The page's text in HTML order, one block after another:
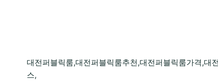
대전퍼블릭룸,대전퍼블릭룸추천,대전퍼블릭룸가격,대
스,